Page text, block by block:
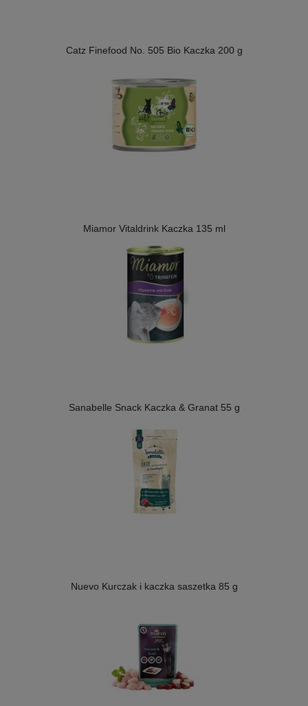
Catz Finefood No. 505 Bio Kaczka 200 g
Miamor Vitaldrink Kaczka 135 ml
Sanabelle Snack Kaczka & Granat 55 g
Nuevo Kurczak i kaczka saszetka 85 g